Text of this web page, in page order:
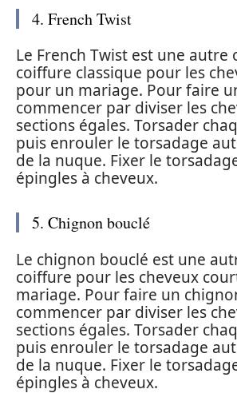
4. French Twist
Le French Twist est une autre
coiffure classique pour les
pour un mariage. Pour faire
commencer par diviser les
sections égales. Torsader
puis enrouler le torsadage
de la nuque. Fixer le
épingles à cheveux.
5. Chignon bouclé
Le chignon bouclé est une
coiffure pour les cheveux
mariage. Pour faire un
commencer par diviser les
sections égales. Torsader
puis enrouler le torsadage
de la nuque. Fixer le
épingles à cheveux.